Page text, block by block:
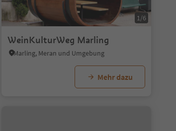
1/6
WeinKulturWeg Marling
Marling, Meran und Umgebung
Mehr dazu